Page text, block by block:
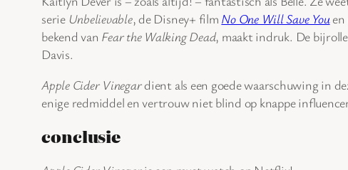
serie Unbelievable, de Disney+ film No One Will Save Youen
bekend van Fear the Walking Dead, maakt indruk. De
Davis.
Apple Cider Vinegardient als een goede waarschuwing in
enige redmiddel en vertrouw niet blind op knappe
conclusie